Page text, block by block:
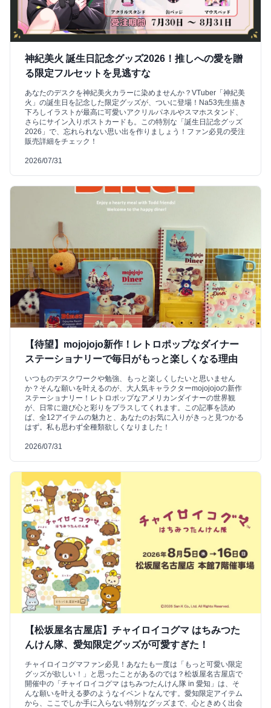
神紀美火 誕生日記念グッズ2026！推しへの愛を贈
る限定フルセットを見逃すな
あなたのデスクを神紀美火カラーに染めませんか？VTuber「神紀美
火」の誕生日を記念した限定グッズが、ついに登場！Na53先生描き
下ろしイラストが最高に可愛いアクリルパネルやスマホスタンド、
さらにサイン入りポストカードも。この特別な「誕生日記念グッズ
2026」で、忘れられない思い出を作りましょう！ファン必見の受注
販売詳細をチェック！
2026/07/31
【待望】mojojojo新作！レトロポップなダイナー
ステーショナリーで毎日がもっと楽しくなる理由
いつものデスクワークや勉強、もっと楽しくしたいと思いません
か？そんな願いを叶えるのが、大人気キャラクターmojojojoの新作
ステーショナリー！レトロポップなアメリカンダイナーの世界観
が、日常に遊び心と彩りをプラスしてくれます。この記事を読め
ば、全12アイテムの魅力と、あなたのお気に入りがきっと見つかる
はず。私も思わず全種類欲しくなりました！
2026/07/31
【松坂屋名古屋店】チャイロイコグマ はちみつた
んけん隊、愛知限定グッズが可愛すぎた！
チャイロイコグマファン必見！あなたも一度は「もっと可愛い限定
グッズが欲しい！」と思ったことがあるのでは？松坂屋名古屋店で
開催中の「チャイロイコグマ はちみつたんけん隊 in 愛知」は、そ
んな願いを叶える夢のようなイベントなんです。愛知限定アイテム
から、ここでしか手に入らない特別なグッズまで、心ときめく出会